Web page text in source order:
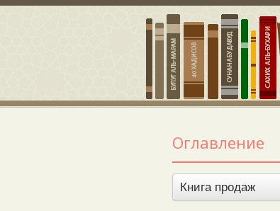
Оглавление
Книга продаж